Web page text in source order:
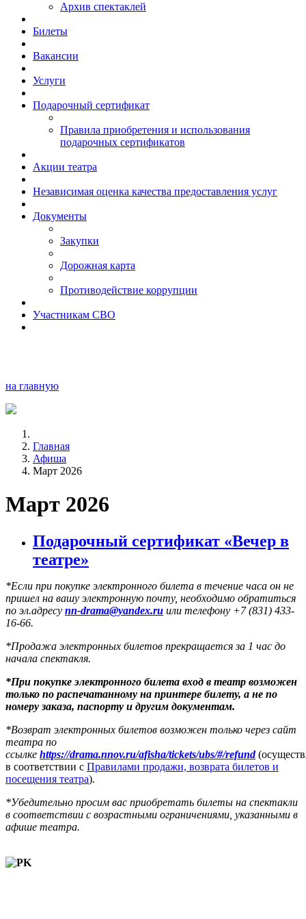
Архив спектаклей
Билеты
Вакансии
Услуги
Подарочный сертификат
Правила приобретения и использования
подарочных сертификатов
Акции театра
Независимая оценка качества предоставления услуг
Документы
Закупки
Дорожная карта
Противодействие коррупции
Участникам СВО
на главную
Главная
Афиша
Март 2026
Март 2026
Подарочный сертификат «Вечер в
театре»
*Если при покупке электронного билета в течение часа он не
пришел на вашу электронную почту, необходимо обратиться
по эл.адресу nn-drama@yandex.ru или телефону +7 (831) 433-
16-66.
*Продажа электронных билетов прекращается за 1 час до
начала спектакля.
*При покупке электронного билета вход в театр возможен
только по распечатанному на принтере билету, а не по
номеру заказа, паспорту и другим документам.
*Возврат электронных билетов возможен только через сайт
театра по
ссылке https://drama.nnov.ru/afisha/tickets/ubs/#/refund
в соответствии с Правилами продажи, возврата билетов и
посещения театра).
*Убедительно просим вас приобретать билеты на спектакли
в соответствии с возрастными ограничениями, указанными в
афише театра.